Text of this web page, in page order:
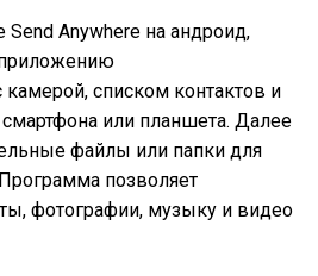
Anywhere на андроид,
камерой, списком контактов и
или планшета. Далее
файлы или папки для
позволяет
фотографии, музыку и видео